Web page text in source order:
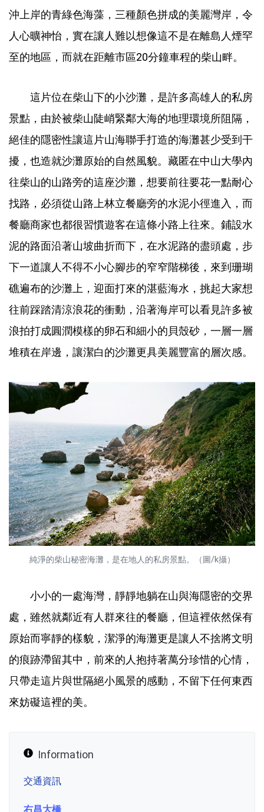
沖上岸的青綠色海藻，三種顏色拼成的美麗灣岸，令
人心曠神怡，實在讓人難以想像這不是在離島人煙罕
至的地區，而就在距離市區20分鐘車程的柴山畔。
這片位在柴山下的小沙灘，是許多高雄人的私房
景點，由於被柴山陡峭緊鄰大海的地理環境所阻隔，
絕佳的隱密性讓這片山海聯手打造的海灘甚少受到干
擾，也造就沙灘原始的自然風貌。藏匿在中山大學內
往柴山的山路旁的這座沙灘，想要前往要花一點耐心
找路，必須從山路上林立餐廳旁的水泥小徑進入，而
餐廳商家也都很習慣遊客在這條小路上往來。鋪設水
泥的路面沿著山坡曲折而下，在水泥路的盡頭處，步
下一道讓人不得不小心腳步的窄窄階梯後，來到珊瑚
礁遍布的沙灘上，迎面打來的湛藍海水，挑起大家想
往前踩踏清涼浪花的衝動，沿著海岸可以看見許多被
浪拍打成圓潤模樣的卵石和細小的貝殼砂，一層一層
堆積在岸邊，讓潔白的沙灘更具美麗豐富的層次感。
純淨的柴山秘密海灘，是在地人的私房景點。（圖/k攝）
小小的一處海灣，靜靜地躺在山與海隱密的交界
處，雖然就鄰近有人群來往的餐廳，但這裡依然保有
原始而寧靜的樣貌，潔淨的海灘更是讓人不捨將文明
的痕跡滯留其中，前來的人抱持著萬分珍惜的心情，
只帶走這片與世隔絕小風景的感動，不留下任何東西
來妨礙這裡的美。
Information
交通資訊
右昌大橋